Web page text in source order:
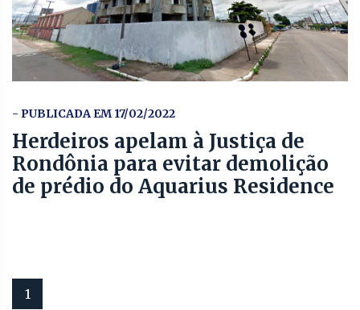
- PUBLICADA EM 17/02/2022
Herdeiros apelam à Justiça de
Rondônia para evitar demolição
de prédio do Aquarius Residence
1